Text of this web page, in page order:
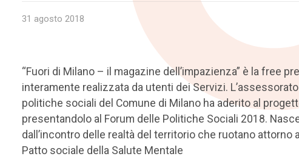
31 agosto 2018
“Fuori di Milano – il magazine dell’impazienza” è la free
interamente realizzata da utenti dei Servizi.
politiche sociali del Comune di Milano ha aderito al
presentandolo al Forum delle Politiche Sociali 2018.
dall’incontro delle realtà del territorio che ruotano attorno al
Patto sociale della Salute Mentale